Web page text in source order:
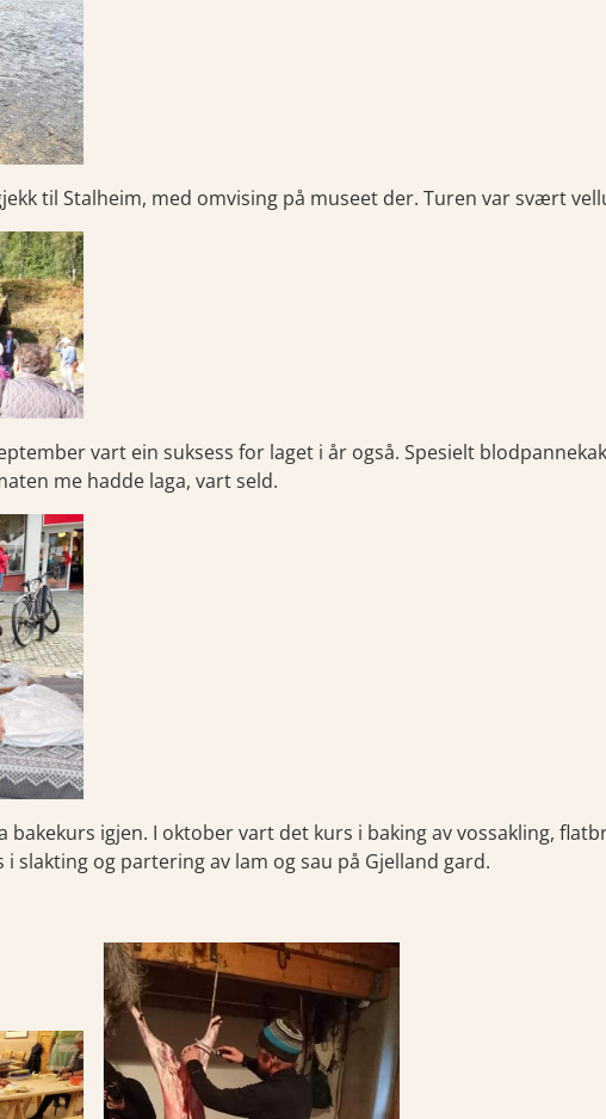
til Stalheim, med omvising på museet der. Turen var svært
vart ein suksess for laget i år også. Spesielt
me hadde laga, vart seld.
bakekurs igjen. I oktober vart det kurs i baking av vossakling,
slakting og partering av lam og sau på Gjelland gard.